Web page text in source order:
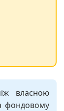
власною
фондовому